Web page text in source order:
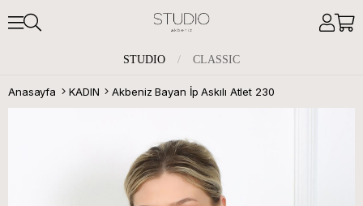
STUDIO / CLASSIC
Anasayfa KADIN Akbeniz Bayan İp Askılı Atlet 230